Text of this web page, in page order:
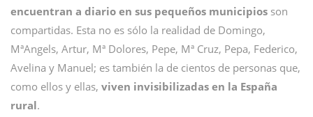
encuentran a diario en sus pequeños municipios son
compartidas. Esta no es sólo la realidad de Domingo,
MªAngels, Artur, Mª Dolores, Pepe, Mª Cruz, Pepa, Federico,
Avelina y Manuel; es también la de cientos de personas que,
como ellos y ellas, viven invisibilizadas en la España
rural.